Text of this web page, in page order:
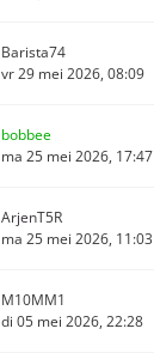
Barista74
vr 29 mei 2026, 08:09
bobbee
ma 25 mei 2026, 17:47
ArjenT5R
ma 25 mei 2026, 11:03
M10MM1
di 05 mei 2026, 22:28